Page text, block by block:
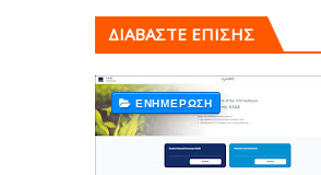
ΔΙΑΒΑΣΤΕ ΕΠΙΣΗΣ
ΕΝΗΜΈΡΩΣΗ